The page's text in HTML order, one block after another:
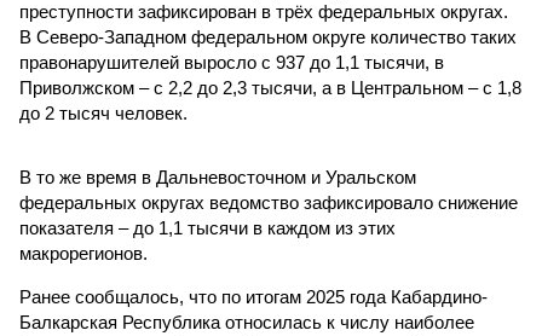
преступности зафиксирован в трёх федеральных округах.
В Северо-Западном федеральном округе количество таких
правонарушителей выросло с 937 до 1,1 тысячи, в
Приволжском – с 2,2 до 2,3 тысячи, а в Центральном – с 1,8
до 2 тысяч человек.
В то же время в Дальневосточном и Уральском
федеральных округах ведомство зафиксировало снижение
показателя – до 1,1 тысячи в каждом из этих
макрорегионов.
Ранее сообщалось, что по итогам 2025 года Кабардино-
Балкарская Республика относилась к числу наиболее